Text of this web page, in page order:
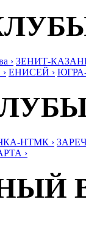
› ЗЕНИТ-
ЕНИСЕЙ ›
НТМК ›
›